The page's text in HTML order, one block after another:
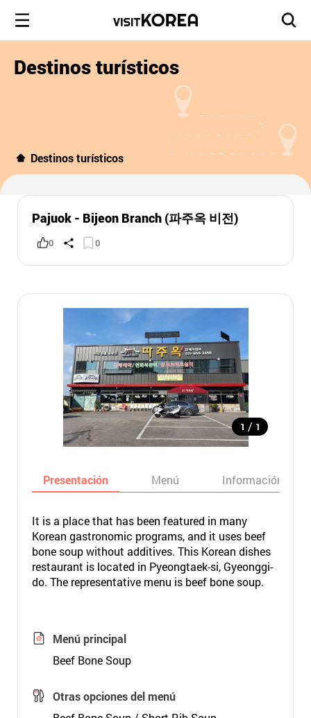
Destinos turísticos
Destinos turísticos
Pajuok - Bijeon Branch (파주옥 비전)
0 0
1 / 1
Presentación Menú Información
It is a place that has been featured in many
Korean gastronomic programs, and it uses beef
bone soup without additives. This Korean dishes
restaurant is located in Pyeongtaek-si, Gyeonggi-
do. The representative menu is beef bone soup.
Menú principal
Beef Bone Soup
Otras opciones del menú